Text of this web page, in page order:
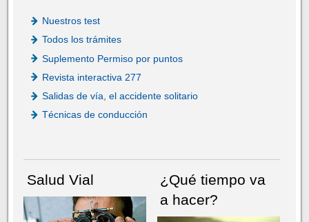
Nuestros test
Todos los trámites
Suplemento Permiso por puntos
Revista interactiva 277
Salidas de vía, el accidente solitario
Técnicas de conducción
Salud Vial
¿Qué tiempo va
a hacer?